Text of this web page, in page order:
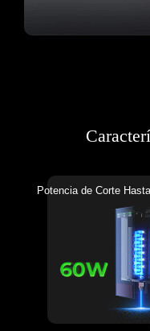
Potencia de Corte Hasta